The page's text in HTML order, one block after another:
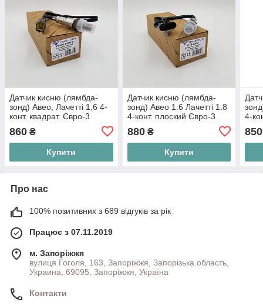
Датчик кисню (лямбда-
зонд) Авео, Лачетті 1,6 4-
конт. квадрат. Євро-3
FRANNTECH Туреччина
96291099
860 ₴
Купити
Датчик кисню (лямбда-
зонд) Авео 1.6 Лачетті 1.8
4-конт. плоский Євро-3
FRANNTECH Туреччина
96394003
880₴
Купити
4-
850
Про нас
100% позитивних з 689 відгуків за рік
Працює з 07.11.2019
м. Запоріжжя
вулиця Гоголя, 163, Запоріжжя, Запорізька область,
Украина, 69095, Запоріжжя, Україна
Контакти